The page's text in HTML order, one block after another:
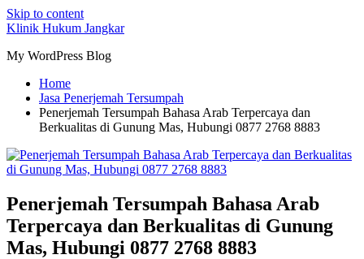
Skip to content
Klinik Hukum Jangkar
My WordPress Blog
Home
Jasa Penerjemah Tersumpah
Penerjemah Tersumpah Bahasa Arab Terpercaya dan
Berkualitas di Gunung Mas, Hubungi 0877 2768 8883
Penerjemah Tersumpah Bahasa Arab
Terpercaya dan Berkualitas di Gunung
Mas, Hubungi 0877 2768 8883